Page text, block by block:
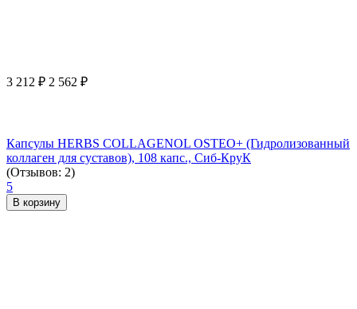
3 212 ₽ 2 562 ₽
Капсулы HERBS COLLAGENOL OSTEO+ (Гидролизованный
коллаген для суставов), 108 капс., Сиб-КруК
(Отзывов: 2)
5
В корзину